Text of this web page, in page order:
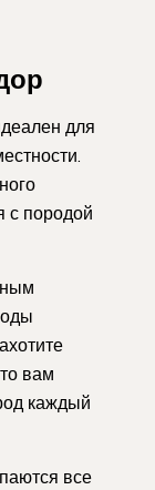
для
с породой
вам
каждый
все